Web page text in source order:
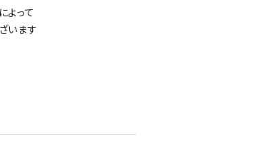
よって
います